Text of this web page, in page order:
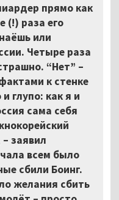
прямо как
(!) раза его
или
Четыре раза
“Нет” –
к стенке
глупо: как я и
сама себя
– заявил
всем было
сбили Боинг.
желания сбить